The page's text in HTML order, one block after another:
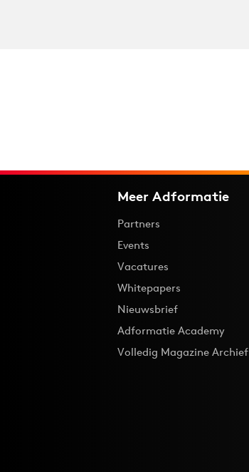
Meer Adformatie
Partners
Events
Vacatures
Whitepapers
Nieuwsbrief
Adformatie Academy
Volledig Magazine Archief